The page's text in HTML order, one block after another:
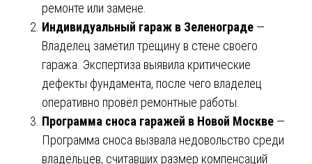
ремонте или замене.
Индивидуальный гараж в Зеленограде —
Владелец заметил трещину в стене своего
гаража. Экспертиза выявила критические
дефекты фундамента, после чего владелец
оперативно провёл ремонтные работы.
Программа сноса гаражей в Новой Москве —
Программа сноса вызвала недовольство среди
владельцев, считавших размер компенсаций